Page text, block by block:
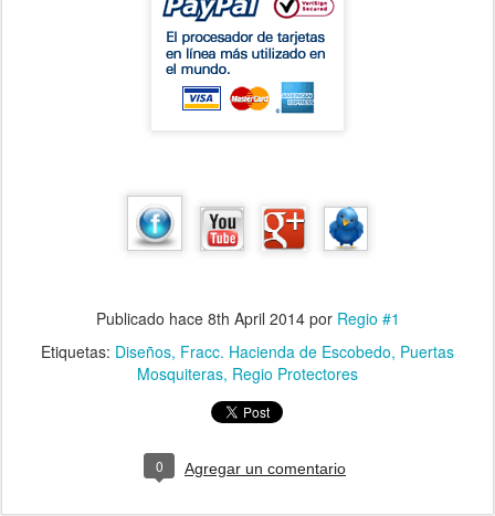
Publicado hace 8th April 2014por Regio #1
Etiquetas: Diseños Fracc. Hacienda de Escobedo Puertas
Mosquiteras Regio Protectores
0 Agregar un comentario